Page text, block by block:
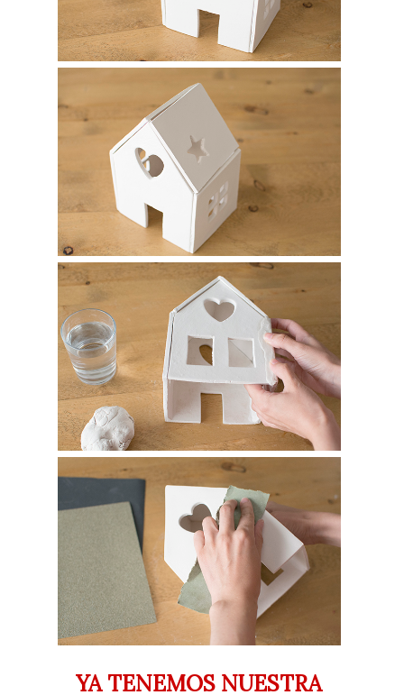
YA TENEMOS NUESTRA